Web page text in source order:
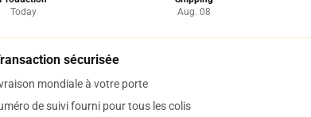
Today
Aug. 08
sécurisée
mondiale à votre porte
de suivi fourni pour tous les colis